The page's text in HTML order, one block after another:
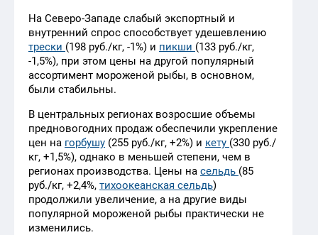
На Северо-Западе слабый экспортный и
внутренний спрос способствует удешевлению
трески (198 руб./кг, -1%) и пикши (133 руб./кг,
-1,5%), при этом цены на другой популярный
ассортимент мороженой рыбы, в основном,
были стабильны.
В центральных регионах возросшие объемы
предновогодних продаж обеспечили укрепление
цен на горбушу (255 руб./кг, +2%) и кету (330 руб./
кг, +1,5%), однако в меньшей степени, чем в
регионах производства. Цены на сельдь (85
руб./кг, +2,4%, тихоокеанская сельдь)
продолжили увеличение, а на другие виды
популярной мороженой рыбы практически не
изменились.